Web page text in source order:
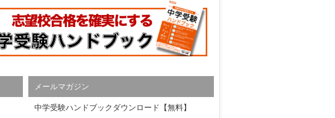
メールマガジン
中学受験ハンドブックダウンロード【無料】